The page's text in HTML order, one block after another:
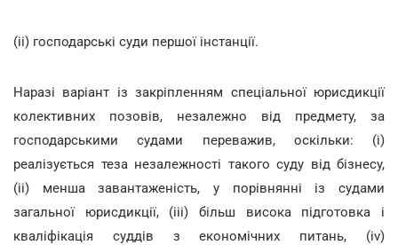
(іі) господарські суди першої інстанції.
Наразі варіант із закріпленням спеціальної юрисдикції
колективних позовів, незалежно від предмету, за
господарськими судами переважив, оскільки: (і)
реалізується теза незалежності такого суду від бізнесу,
(іі) менша завантаженість, у порівнянні із судами
загальної юрисдикції, (ііі) більш висока підготовка і
кваліфікація суддів з економічних питань, (іv)